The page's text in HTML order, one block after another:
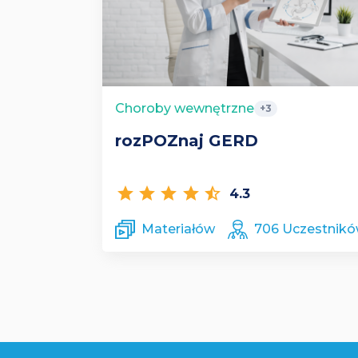
Choroby wewnętrzne +3
rozPOZnaj GERD
star star star star star_half 4.3
Materiałów 706